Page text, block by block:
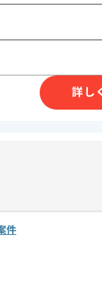
メントやプロジェ
略策定や導入及び運
方へ
キルをお持ちであれば
詳し
件